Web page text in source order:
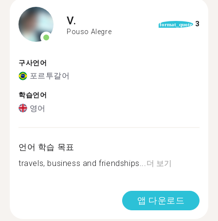
V.
Pouso Alegre
format_quote 3
구사언어
포르투갈어
학습언어
영어
언어 학습 목표
travels, business and friendships... 더 보기
앱 다운로드